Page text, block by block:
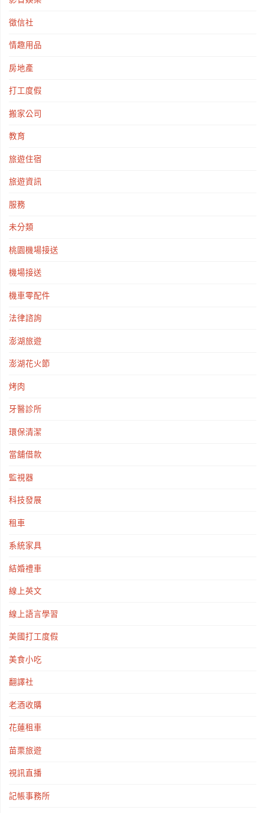
徵信社
情趣用品
房地產
打工度假
搬家公司
教育
旅遊住宿
旅遊資訊
服務
未分類
桃園機場接送
機場接送
機車零配件
法律諮詢
澎湖旅遊
澎湖花火節
烤肉
牙醫診所
環保清潔
當舖借款
監視器
科技發展
租車
系統家具
結婚禮車
線上英文
線上語言學習
美國打工度假
美食小吃
翻譯社
老酒收購
花蓮租車
苗栗旅遊
視訊直播
記帳事務所